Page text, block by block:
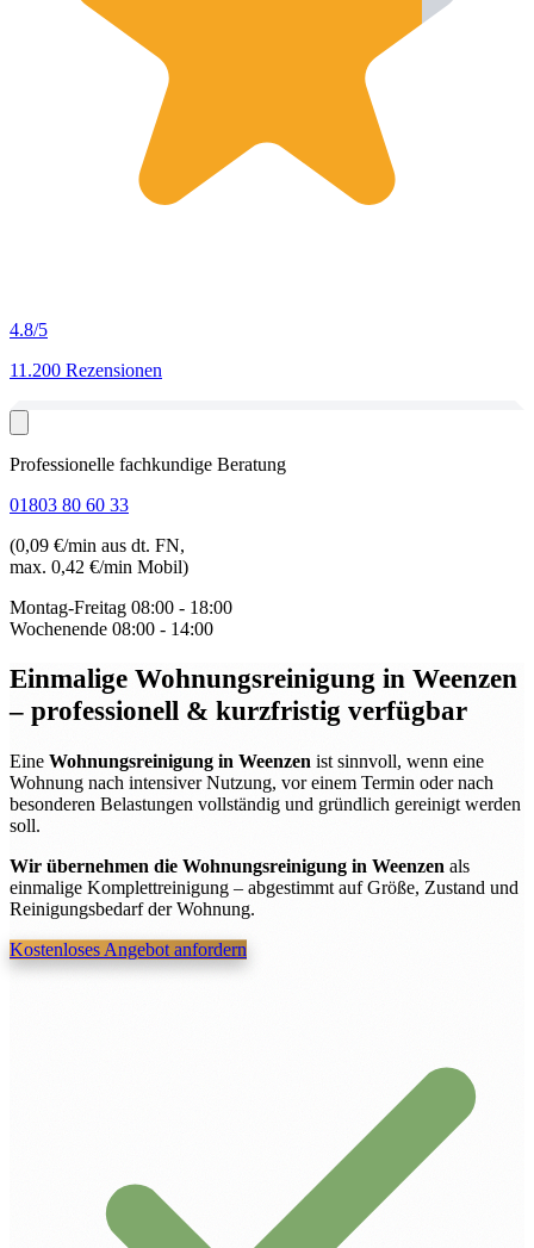
4.8/5
11.200 Rezensionen
Professionelle fachkundige Beratung
01803 80 60 33
(0,09 €/min aus dt. FN,
max. 0,42 €/min Mobil)
Montag-Freitag 08:00 - 18:00
Wochenende 08:00 - 14:00
Einmalige Wohnungsreinigung in Weenzen
– professionell & kurzfristig verfügbar
Eine Wohnungsreinigung in Weenzen ist sinnvoll, wenn eine
Wohnung nach intensiver Nutzung, vor einem Termin oder nach
besonderen Belastungen vollständig und gründlich gereinigt werden
soll.
Wir übernehmen die Wohnungsreinigung in Weenzen als
einmalige Komplettreinigung – abgestimmt auf Größe, Zustand und
Reinigungsbedarf der Wohnung.
Kostenloses Angebot anfordern